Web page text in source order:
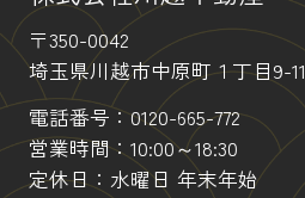
〒350-0042
埼玉県川越市中原町１丁目9-11
電話番号：0120-665-772
営業時間：10:00～18:30
定休日：水曜日 年末年始